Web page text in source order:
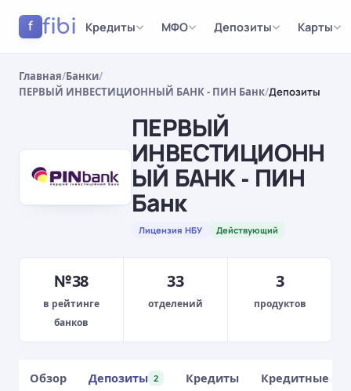
f fibi Кредиты МФО Депозиты Карты
Главная/Банки/
ПЕРВЫЙ ИНВЕСТИЦИОННЫЙ БАНК - ПИН Банк/Депозиты
ПЕРВЫЙ
ИНВЕСТИЦИОНН
ЫЙ БАНК - ПИН
Банк
Лицензия НБУ Действующий
№38
в рейтинге
банков
33
отделений
3
продуктов
Обзор Депозиты 2 Кредиты Кредитные